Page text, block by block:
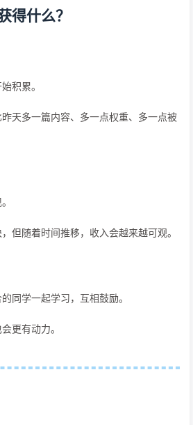
得什么？
积累。
天多一篇内容、多一点权重、多一点被
但随着时间推移，收入会越来越可观。
同学一起学习，互相鼓励。
更有动力。